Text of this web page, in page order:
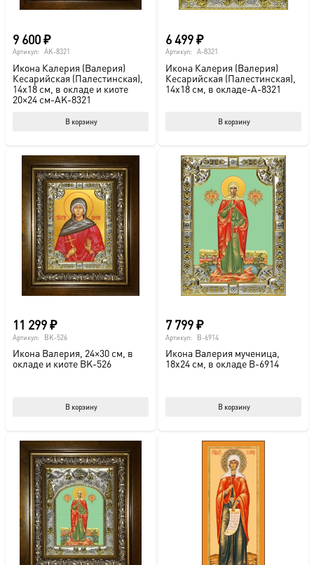
9 600₽
Артикул: AK-8321
Икона Калерия (Валерия)
Кесарийская (Палестинская),
14х18 см, в окладе и киоте
20×24 см-AK-8321
В корзину
6 499₽
Артикул: A-8321
Икона Калерия (Валерия)
Кесарийская (Палестинская),
14х18 см, в окладе-A-8321
В корзину
11 299₽
Артикул: BK-526
Икона Валерия, 24×30 см, в
окладе и киоте BK-526
В корзину
7 799₽
Артикул: B-6914
Икона Валерия мученица,
18х24 см, в окладе B-6914
В корзину